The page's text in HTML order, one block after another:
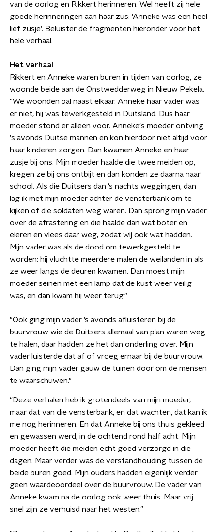
van de oorlog en Rikkert herinneren. Wel heeft zij hele
goede herinneringen aan haar zus: ‘Anneke was een heel
lief zusje’. Beluister de fragmenten hieronder voor het
hele verhaal.
Het verhaal
Rikkert en Anneke waren buren in tijden van oorlog, ze
woonde beide aan de Onstwedderweg in Nieuw Pekela.
"We woonden pal naast elkaar. Anneke haar vader was
er niet, hij was tewerkgesteld in Duitsland. Dus haar
moeder stond er alleen voor. Anneke's moeder ontving
's avonds Duitse mannen en kon hierdoor niet altijd voor
haar kinderen zorgen. Dan kwamen Anneke en haar
zusje bij ons. Mijn moeder haalde die twee meiden op,
kregen ze bij ons ontbijt en dan konden ze daarna naar
school. Als die Duitsers dan ’s nachts weggingen, dan
lag ik met mijn moeder achter de vensterbank om te
kijken of die soldaten weg waren. Dan sprong mijn vader
over de afrastering en die haalde dan wat boter en
eieren en vlees daar weg, zodat wij ook wat hadden.
Mijn vader was als de dood om tewerkgesteld te
worden: hij vluchtte meerdere malen de weilanden in als
ze weer langs de deuren kwamen. Dan moest mijn
moeder seinen met een lamp dat de kust weer veilig
was, en dan kwam hij weer terug."
"Ook ging mijn vader ’s avonds afluisteren bij de
buurvrouw wie de Duitsers allemaal van plan waren weg
te halen, daar hadden ze het dan onderling over. Mijn
vader luisterde dat af of vroeg ernaar bij de buurvrouw.
Dan ging mijn vader gauw de tuinen door om de mensen
te waarschuwen."
“Deze verhalen heb ik grotendeels van mijn moeder,
maar dat van die vensterbank, en dat wachten, dat kan ik
me nog herinneren. En dat Anneke bij ons thuis gekleed
en gewassen werd, in de ochtend rond half acht. Mijn
moeder heeft die meiden echt goed verzorgd in die
dagen. Maar verder was de verstandhouding tussen de
beide buren goed. Mijn ouders hadden eigenlijk verder
geen waardeoordeel over de buurvrouw. De vader van
Anneke kwam na de oorlog ook weer thuis. Maar vrij
snel zijn ze verhuisd naar het westen."